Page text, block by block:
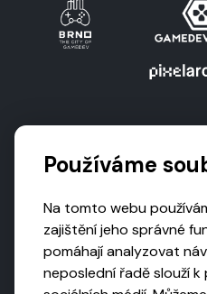
Používáme
Na tomto webu
zajištění jeho správné
pomáhají analyzovat
neposlední řadě slouží